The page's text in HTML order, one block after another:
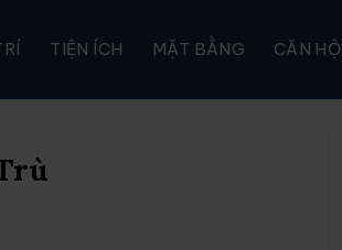
TIỆN ÍCH MẶT BẰNG CĂN HỘ